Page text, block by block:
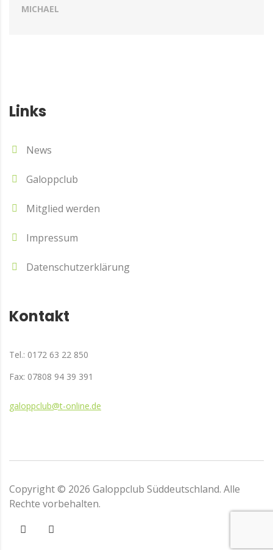
MICHAEL
Links
News
Galoppclub
Mitglied werden
Impressum
Datenschutzerklärung
Kontakt
Tel.: 0172 63 22 850
Fax: 07808 94 39 391
galoppclub@t-online.de
Copyright © 2026 Galoppclub Süddeutschland. Alle
Rechte vorbehalten.